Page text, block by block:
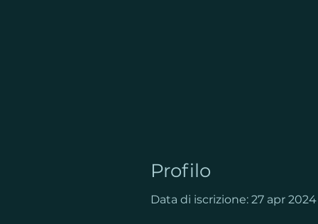
Profilo
Data di iscrizione: 27 apr 2024